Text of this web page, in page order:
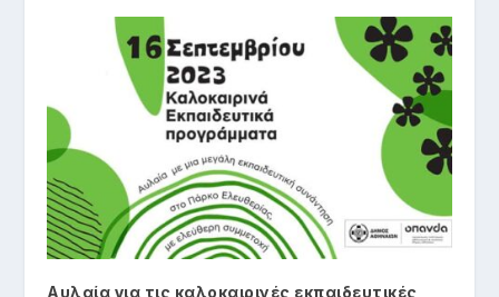
Αυλαία για τις καλοκαιρινές εκπαιδευτικές